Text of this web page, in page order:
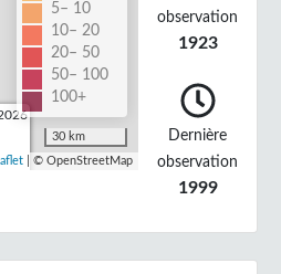
5– 10
10– 20
20– 50
50– 100
100+
30 km
| © OpenStreetMap
observation
1923
Dernière
observation
1999